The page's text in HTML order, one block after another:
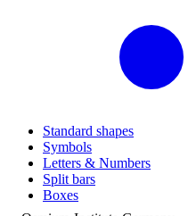
Standard shapes
Symbols
Letters & Numbers
Split bars
Boxes